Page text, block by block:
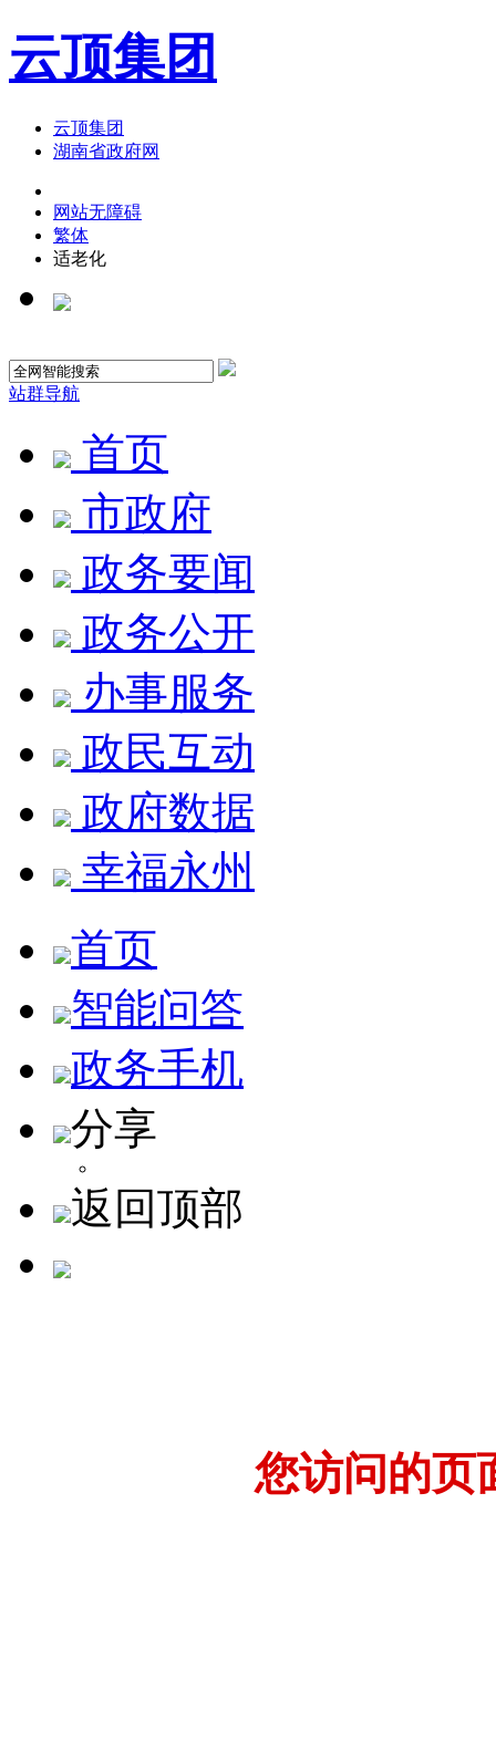
云顶集团
云顶集团
湖南省政府网
网站无障碍
繁体
适老化
站群导航
首页
市政府
政务要闻
政务公开
办事服务
政民互动
政府数据
幸福永州
首页
智能问答
政务手机
分享
返回顶部
您访问的页